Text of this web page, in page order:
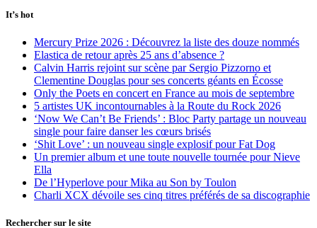
It’s hot
Mercury Prize 2026 : Découvrez la liste des douze nommés
Elastica de retour après 25 ans d’absence ?
Calvin Harris rejoint sur scène par Sergio Pizzorno et
Clementine Douglas pour ses concerts géants en Écosse
Only the Poets en concert en France au mois de septembre
5 artistes UK incontournables à la Route du Rock 2026
‘Now We Can’t Be Friends’ : Bloc Party partage un nouveau
single pour faire danser les cœurs brisés
‘Shit Love’ : un nouveau single explosif pour Fat Dog
Un premier album et une toute nouvelle tournée pour Nieve
Ella
De l’Hyperlove pour Mika au Son by Toulon
Charli XCX dévoile ses cinq titres préférés de sa discographie
Rechercher sur le site